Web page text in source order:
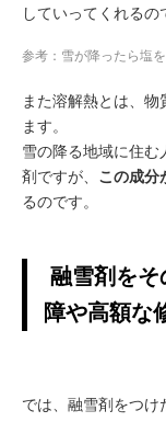
していってくれるの
参考：雪が降ったら塩
また溶解熱とは、
ます。
雪の降る地域に住
剤ですが、 この成分
るのです。
融雪剤をそ
障や高額な
では、融雪剤をつけ